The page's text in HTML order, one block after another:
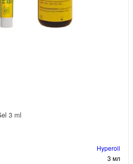
3 ml
Hyperoil
3 мл